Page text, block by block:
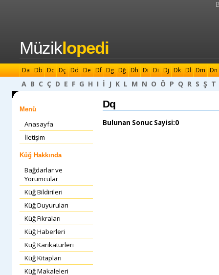
Müziklopedi
Da Db Dc Dç Dd De Df Dg Dğ Dh Dı Di Dj Dk Dl Dm Dn
A B C Ç D E F G H I İ J K L M N O Ö P Q R S Ş T
Menü
Anasayfa
İletişim
Küğ Hakkında
Bağdarlar ve
Yorumcular
Küğ Bildirileri
Küğ Duyuruları
Küğ Fıkraları
Küğ Haberleri
Küğ Karikatürleri
Küğ Kitapları
Küğ Makaleleri
Dq
Bulunan Sonuc Sayisi:0